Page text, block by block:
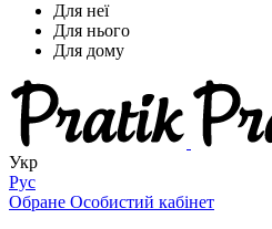
Для неї
Для нього
Для дому
Укр
Рус
Обране Особистий кабінет